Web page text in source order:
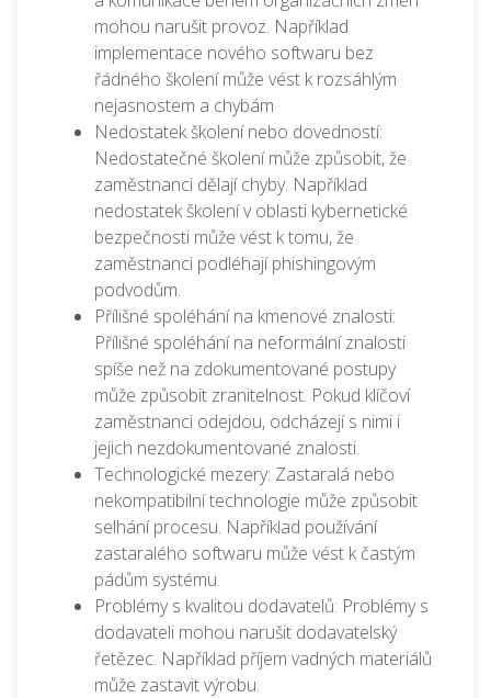
mohou narušit provoz. Například
implementace nového softwaru bez
řádného školení může vést k rozsáhlým
nejasnostem a chybám
Nedostatek školení nebo dovedností:
Nedostatečné školení může způsobit, že
zaměstnanci dělají chyby. Například
nedostatek školení v oblasti kybernetické
bezpečnosti může vést k tomu, že
zaměstnanci podléhají phishingovým
podvodům.
Přílišné spoléhání na kmenové znalosti:
Přílišné spoléhání na neformální znalosti
spíše než na zdokumentované postupy
může způsobit zranitelnost. Pokud klíčoví
zaměstnanci odejdou, odcházejí s nimi i
jejich nezdokumentované znalosti.
Technologické mezery: Zastaralá nebo
nekompatibilní technologie může způsobit
selhání procesu. Například používání
zastaralého softwaru může vést k častým
pádům systému.
Problémy s kvalitou dodavatelů: Problémy s
dodavateli mohou narušit dodavatelský
řetězec. Například příjem vadných materiálů
může zastavit výrobu.